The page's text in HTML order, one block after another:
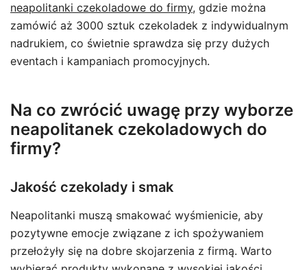
neapolitanki czekoladowe do firmy, gdzie można
zamówić aż 3000 sztuk czekoladek z indywidualnym
nadrukiem, co świetnie sprawdza się przy dużych
eventach i kampaniach promocyjnych.
Na co zwrócić uwagę przy wyborze
neapolitanek czekoladowych do
firmy?
Jakość czekolady i smak
Neapolitanki muszą smakować wyśmienicie, aby
pozytywne emocje związane z ich spożywaniem
przełożyły się na dobre skojarzenia z firmą. Warto